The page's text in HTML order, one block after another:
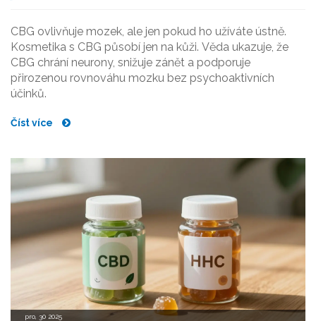
CBG ovlivňuje mozek, ale jen pokud ho užíváte ústně.
Kosmetika s CBG působí jen na kůži. Věda ukazuje, že
CBG chrání neurony, snižuje zánět a podporuje
přirozenou rovnováhu mozku bez psychoaktivních
účinků.
Číst více
pro, 30 2025